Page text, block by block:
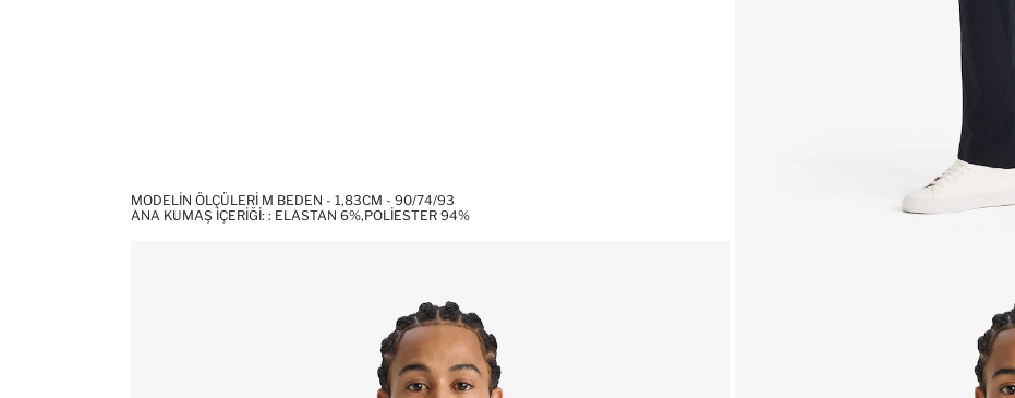
MODELIN ÖLÇÜLERI M BEDEN - 1,83CM - 90/74/93
ANA KUMAŞ İÇERIĞI: : ELASTAN 6%,POLIESTER 94%